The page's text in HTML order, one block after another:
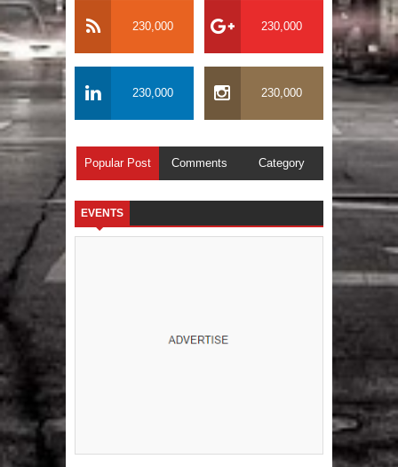
230,000 230,000
230,000 230,000
Popular Post Comments Category
EVENTS